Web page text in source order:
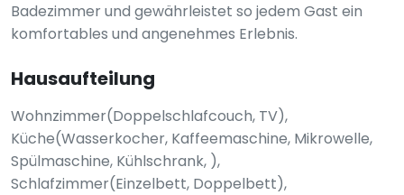
Badezimmer und gewährleistet so jedem Gast ein
komfortables und angenehmes Erlebnis.
Hausaufteilung
Wohnzimmer(Doppelschlafcouch, TV),
Küche(Wasserkocher, Kaffeemaschine, Mikrowelle,
Spülmaschine, Kühlschrank, ),
Schlafzimmer(Einzelbett, Doppelbett),